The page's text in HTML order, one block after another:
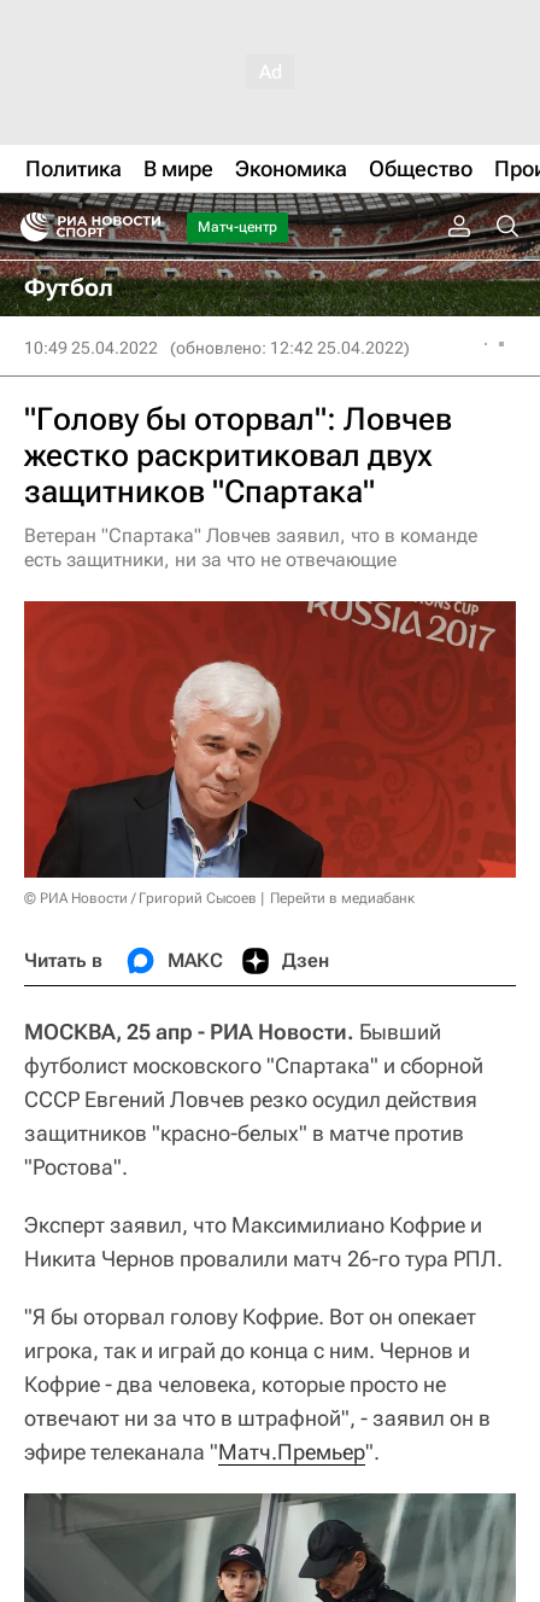
Политика В мире Экономика Общество
Матч-центр
Футбол
10:49 25.04.2022 (обновлено: 12:42 25.04.2022)
"Голову бы оторвал": Ловчев
жестко раскритиковал двух
защитников "Спартака"
Ветеран "Спартака" Ловчев заявил, что в команде
есть защитники, ни за что не отвечающие
© РИА Новости / Григорий Сысоев Перейти в медиабанк
Читать в МАКС Дзен
МОСКВА, 25 апр - РИА Новости. Бывший
футболист московского "Спартака" и сборной
СССР Евгений Ловчев резко осудил действия
защитников "красно-белых" в матче против
"Ростова".
Эксперт заявил, что Максимилиано Кофрие и
Никита Чернов провалили матч 26-го тура РПЛ.
"Я бы оторвал голову Кофрие. Вот он опекает
игрока, так и играй до конца с ним. Чернов и
Кофрие - два человека, которые просто не
отвечают ни за что в штрафной", - заявил он в
эфире телеканала "Матч.Премьер".